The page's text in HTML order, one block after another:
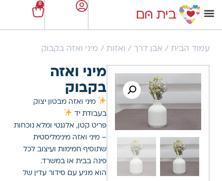
0
עמוד הבית / אבן דרך / ואזות / מיני ואזה בקבוק
מיני ואזה
בקבוק
מיני ואזה מבטון יצוק
בעבודת יד
פריט קטן, אלגנטי ומלא נוכחות
– מיני ואזה מינימליסטית
שתוסיף חמימות ועיצוב לכל
פינה בבית או במשרד.
הוא מגיע עם סידור עדין של